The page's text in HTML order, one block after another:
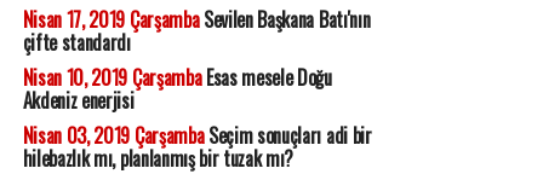
Nisan 17, 2019 ÇarşambaSevilen Başkana Batı'nın
çifte standardı
Nisan 10, 2019 ÇarşambaEsas mesele Doğu
Akdeniz enerjisi
Nisan 03, 2019 ÇarşambaSeçim sonuçları adi bir
hilebazlık mı, planlanmış bir tuzak mı?